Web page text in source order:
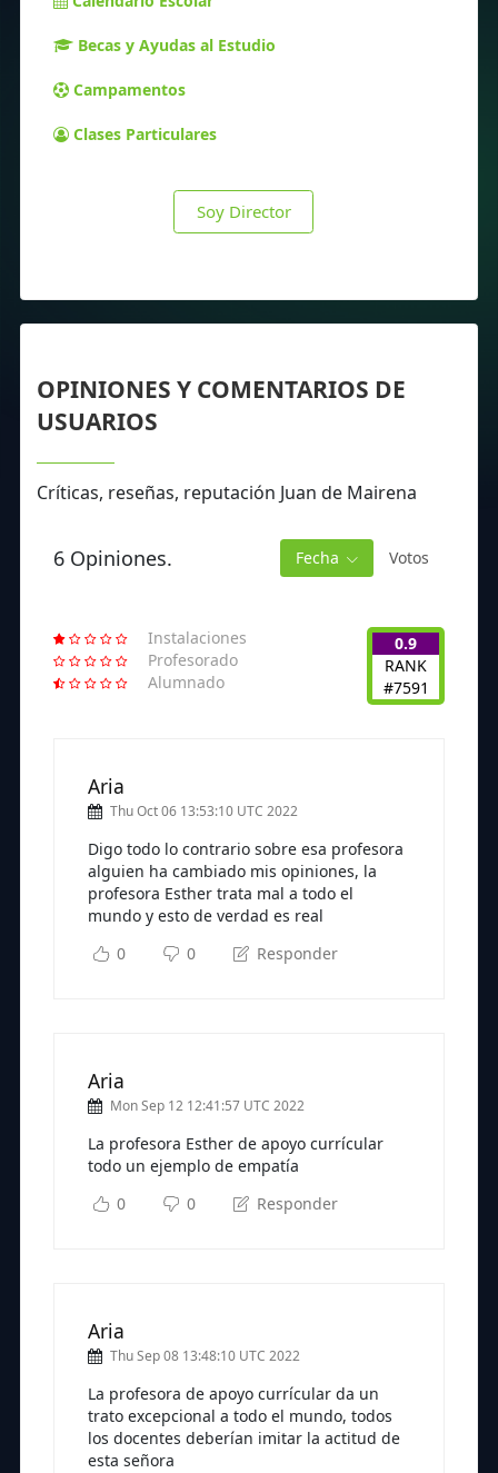
Becas y Ayudas al Estudio
Campamentos
Clases Particulares
Soy Director
OPINIONES Y COMENTARIOS DE
USUARIOS
Críticas, reseñas, reputación Juan de Mairena
6 Opiniones. Fecha Votos
Instalaciones
Profesorado
Alumnado
0.9
RANK
#7591
Aria
Thu Oct 06 13:53:10 UTC 2022
Digo todo lo contrario sobre esa profesora
alguien ha cambiado mis opiniones, la
profesora Esther trata mal a todo el
mundo y esto de verdad es real
0
0 Responder
Aria
Mon Sep 12 12:41:57 UTC 2022
La profesora Esther de apoyo currícular
todo un ejemplo de empatía
0
0 Responder
Aria
Thu Sep 08 13:48:10 UTC 2022
La profesora de apoyo currícular da un
trato excepcional a todo el mundo, todos
los docentes deberían imitar la actitud de
esta señora